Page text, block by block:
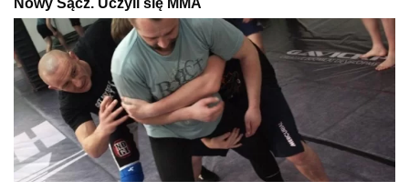
Nowy Sącz. Uczyli się MMA